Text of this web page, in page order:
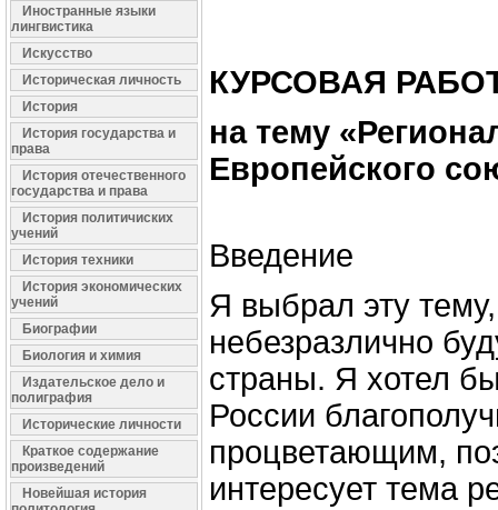
Иностранные языки
лингвистика
Искусство
Историческая личность
История
История государства и
права
История отечественного
государства и права
История политичиских
учений
История техники
История экономических
учений
Биографии
Биология и химия
Издательское дело и
полиграфия
Исторические личности
Краткое содержание
произведений
Новейшая история
КУРСОВАЯ
на тему
Европейского
Введение
Я выбрал эту
небезразлично
страны. Я хотел
России
процветающим,
интересует тема